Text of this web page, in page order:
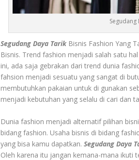
Segudang
Segudang Daya TarikBisnis Fashion Yang
Bisnis. Trend fashion menjadi salah satu
ini, ada saja gebrakan dari trend dunia
fahsion menjadi sesuatu yang sangat di
membutuhkan pakaian untuk di gunakan
menjadi kebutuhan yang selalu di cari dan
Dunia fashion menjadi alternatif pilihan
bidang fashion. Usaha bisnis di bidang
yang bisa kamu dapatkan.Segudang Daya
Oleh karena itu jangan kemana-mana ikuti